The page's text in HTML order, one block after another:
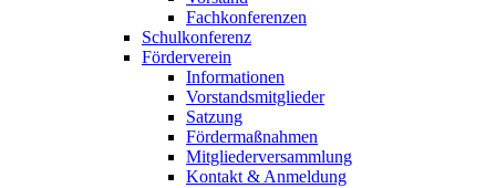
Fachkonferenzen
Schulkonferenz
Förderverein
Informationen
Vorstandsmitglieder
Satzung
Fördermaßnahmen
Mitgliederversammlung
Kontakt & Anmeldung